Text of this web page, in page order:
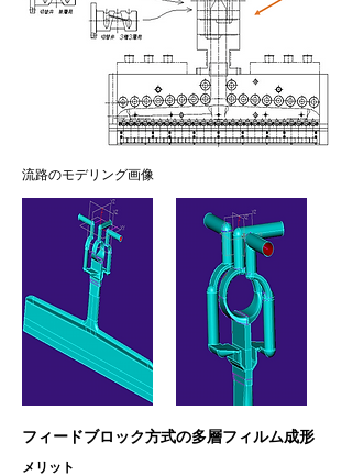
流路のモデリング画像
フィードブロック方式の多層フィルム成形
​メリット